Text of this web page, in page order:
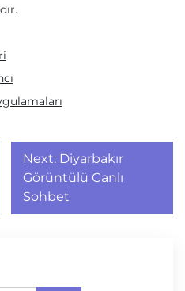
Next: Diyarbakır
Görüntülü Canlı
Sohbet